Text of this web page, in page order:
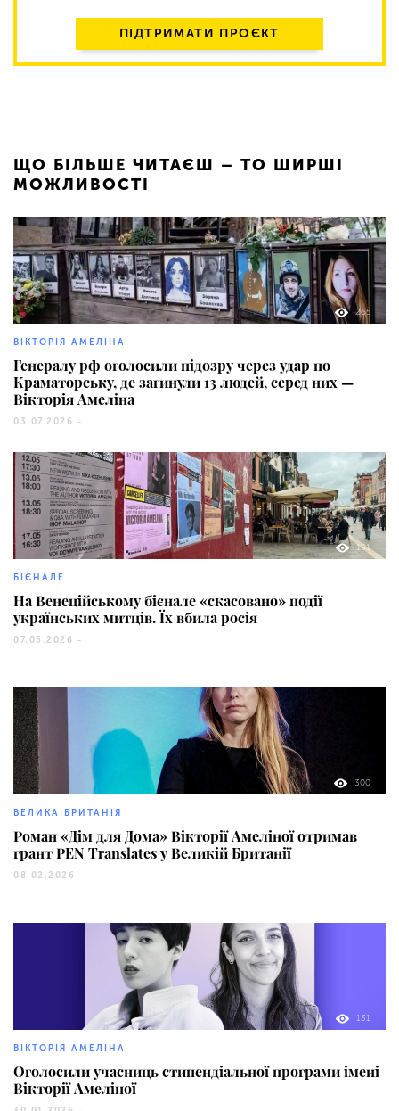
ПІДТРИМАТИ ПРОЄКТ
ЩО БІЛЬШЕ ЧИТАЄШ – ТО ШИРШІ
МОЖЛИВОСТІ
265
ВІКТОРІЯ АМЕЛІНА
Генералу рф оголосили підозру через удар по
Краматорську, де загинули 13 людей, серед них —
Вікторія Амеліна
03.07.2026 -
191
БІЄНАЛЕ
На Венеційському бієнале «скасовано» події
українських митців. Їх вбила росія
07.05.2026 -
300
ВЕЛИКА БРИТАНІЯ
Роман «Дім для Дома» Вікторії Амеліної отримав
грант PEN Translates у Великій Британії
08.02.2026 -
131
ВІКТОРІЯ АМЕЛІНА
Оголосили учасниць стипендіальної програми імені
Вікторії Амеліної